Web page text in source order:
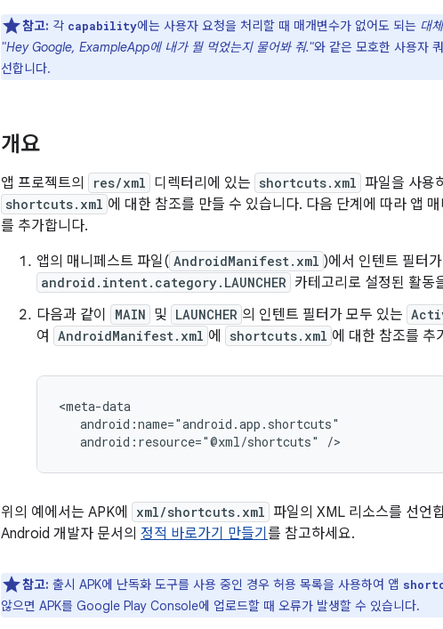
참고: 각 capability에는 사용자 요청을 처리할 때 매개변수가 없어도 되는 대체
"Hey Google, ExampleApp에 내가 뭘 먹었는지 물어봐 줘."와 같은 모호한 사용자
선합니다.
개요
앱 프로젝트의 res/xml 디렉터리에 있는 shortcuts.xml 파일을 사용
shortcuts.xml 에 대한 참조를 만들 수 있습니다. 다음 단계에 따라 앱 매
를 추가합니다.
앱의 매니페스트 파일( AndroidManifest.xml )에서 인텐트 필터가
android.intent.category.LAUNCHER 카테고리로 설정된 활동
다음과 같이
MAIN 및 LAUNCHER 의 인텐트 필터가 모두 있는
여
AndroidManifest.xml 에 shortcuts.xml 에 대한 참조를 추
android:resource="@xml/shortcuts"
위의 예에서는 APK에 xml/shortcuts.xml 파일의 XML 리소스를 선언
Android 개발자 문서의 정적 바로가기 만들기 를 참고하세요.
참고: 출시 APK에 난독화 도구를 사용 중인 경우 허용 목록을 사용하여 앱
않으면 APK를 Google Play Console에 업로드할 때 오류가 발생할 수 있습니다.